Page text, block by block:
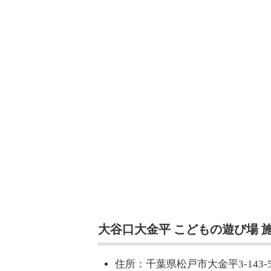
大谷口大金平 こどもの遊び場
住所：千葉県松戸市大金平3-143-